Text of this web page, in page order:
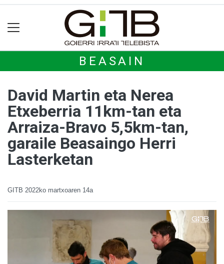
BEASAIN
David Martin eta Nerea
Etxeberria 11km-tan eta
Arraiza-Bravo 5,5km-tan,
garaile Beasaingo Herri
Lasterketan
GITB 2022ko martxoaren 14a